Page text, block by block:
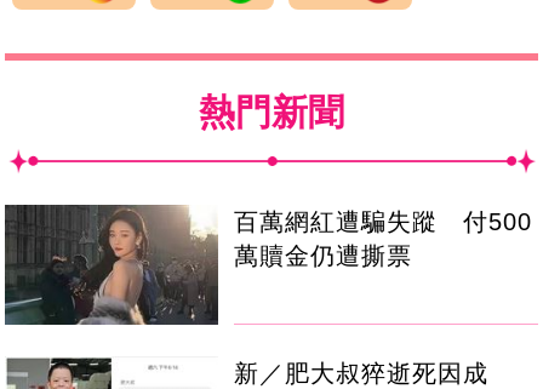
熱門新聞
百萬網紅遭騙失蹤 付500
萬贖金仍遭撕票
新／肥大叔猝逝死因成